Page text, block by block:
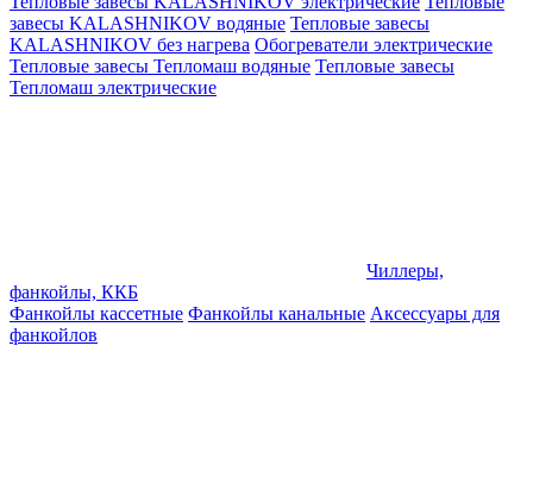
завесы KALASHNIKOV водяные Тепловые завесы
KALASHNIKOV без нагрева Обогреватели электрические
Тепловые завесы Тепломаш водяные Тепловые завесы
Тепломаш электрические
Чиллеры,
фанкойлы, ККБ
Фанкойлы кассетные Фанкойлы канальные Аксессуары для
фанкойлов